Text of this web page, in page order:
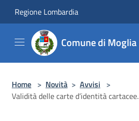
Regione Lombardia
Comune di Moglia
Home > Novità > Avvisi >
Validità delle carte d’identità cartacee.